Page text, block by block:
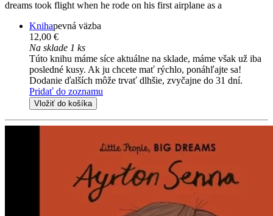
dreams took flight when he rode on his first airplane as a
Knihapevná väzba
12,00 €
Na sklade 1 ks
Túto knihu máme síce aktuálne na sklade, máme však už iba
posledné kusy. Ak ju chcete mať rýchlo, ponáhľajte sa!
Dodanie ďalších môže trvať dlhšie, zvyčajne do 31 dní.
Pridať do zoznamu
Vložiť do košíka